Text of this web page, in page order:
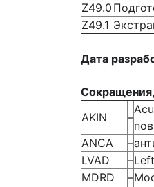
Z49.0
Z49.1
Дата
AKIN
–
ANCA
–
LVAD
–
MDRD
–